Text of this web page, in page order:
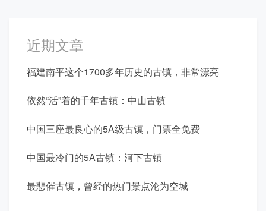
近期文章
福建南平这个1700多年历史的古镇，非常漂亮
依然“活”着的千年古镇：中山古镇
中国三座最良心的5A级古镇，门票全免费
中国最冷门的5A古镇：河下古镇
最悲催古镇，曾经的热门景点沦为空城